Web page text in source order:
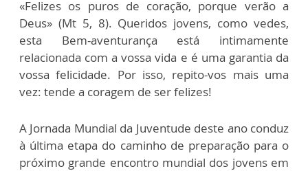
«Felizes os puros de coração, porque verão a
Deus» (Mt 5, 8). Queridos jovens, como vedes,
esta Bem-aventurança está intimamente
relacionada com a vossa vida e é uma garantia da
vossa felicidade. Por isso, repito-vos mais uma
vez: tende a coragem de ser felizes!
A Jornada Mundial da Juventude deste ano conduz
à última etapa do caminho de preparação para o
próximo grande encontro mundial dos jovens em